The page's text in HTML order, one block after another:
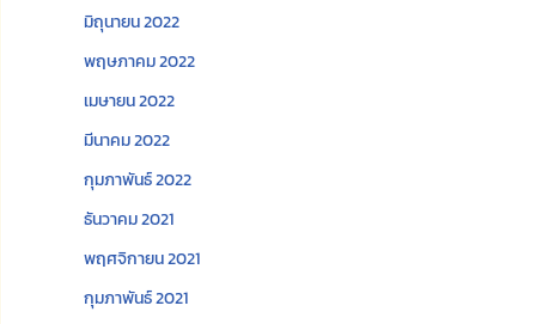
มิถุนายน 2022
พฤษภาคม 2022
เมษายน 2022
มีนาคม 2022
กุมภาพันธ์ 2022
ธันวาคม 2021
พฤศจิกายน 2021
กุมภาพันธ์ 2021